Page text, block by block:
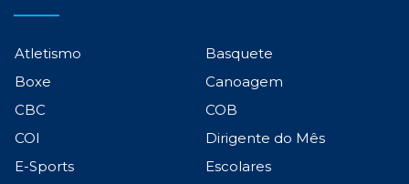
Atletismo
Basquete
Boxe
Canoagem
CBC
COB
COI
Dirigente do Mês
E-Sports
Escolares